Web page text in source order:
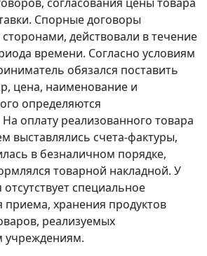
согласования цены товара
Спорные договоры
действовали в течение
времени. Согласно условиям
обязался поставить
цена, наименование и
определяются
оплату реализованного товара
выставлялись счета-фактуры,
в безналичном порядке,
товарной накладной. У
специальное
приема, хранения продуктов
реализуемых
учреждениям.